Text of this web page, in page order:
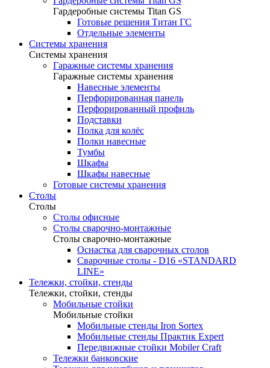
Гардеробные системы Titan GS
Готовые решения Титан ГС
Отдельные элементы
Системы хранения
Системы хранения
Гаражные системы хранения
Гаражные системы хранения
Навесные элементы
Перфорированная панель
Перфорированный профиль
Подставки
Полка для колёс
Полки навесные
Тумбы
Шкафы
Шкафы навесные
Готовые системы хранения
Столы
Столы
Столы офисные
Столы сварочно-монтажные
Столы сварочно-монтажные
Оснастка для сварочных столов
Сварочные столы - D16 «STANDARD
LINE»
Тележки, стойки, стенды
Тележки, стойки, стенды
Мобильные стойки
Мобильные стойки
Мобильные стенды Iron Sortex
Мобильные стенды Практик Expert
Передвижные стойки Mobiler Craft
Тележки банковские